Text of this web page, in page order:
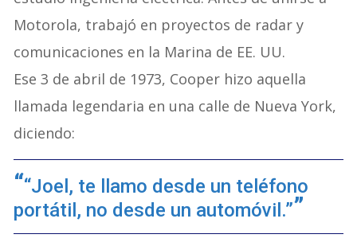
Motorola, trabajó en proyectos de radar y
comunicaciones en la Marina de EE. UU.
Ese 3 de abril de 1973, Cooper hizo aquella
llamada legendaria en una calle de Nueva York,
diciendo:
“Joel, te llamo desde un teléfono
portátil, no desde un automóvil.”